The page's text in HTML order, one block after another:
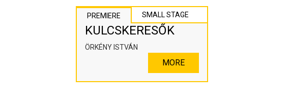
PREMIERE SMALL STAGE
KULCSKERESŐK
ÖRKÉNY ISTVÁN
MORE